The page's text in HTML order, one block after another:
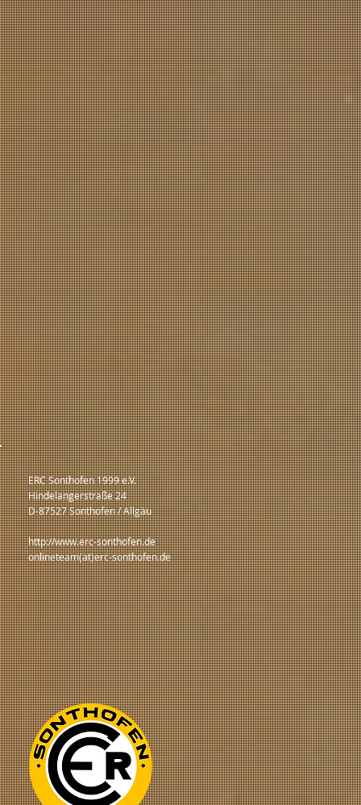
ERC Sonthofen 1999 e.V.
Hindelangerstraße 24
D-87527 Sonthofen / Allgäu
http://www.erc-sonthofen.de
onlineteam(at)erc-sonthofen.de